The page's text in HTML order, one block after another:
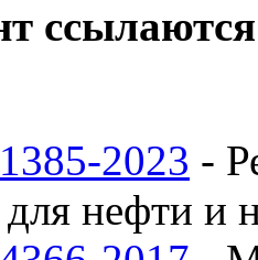
2023 -
для нефти и